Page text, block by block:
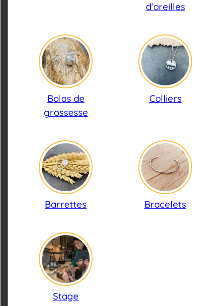
d'oreilles
Bolas de
grossesse
Colliers
Barrettes Bracelets
Stage